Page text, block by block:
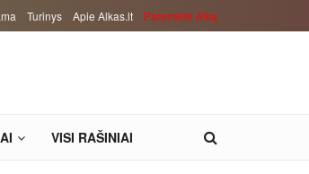
Turinys Apie Alkas.lt Paremkite Alką
VISI RAŠINIAI